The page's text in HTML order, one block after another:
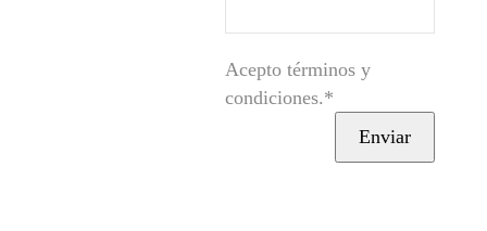
Acepto términos y
condiciones.*